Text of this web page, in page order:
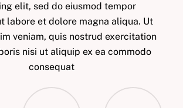
elit, sed do eiusmod tempor
labore et dolore magna aliqua. Ut
veniam, quis nostrud exercitation
nisi ut aliquip ex ea commodo
consequat